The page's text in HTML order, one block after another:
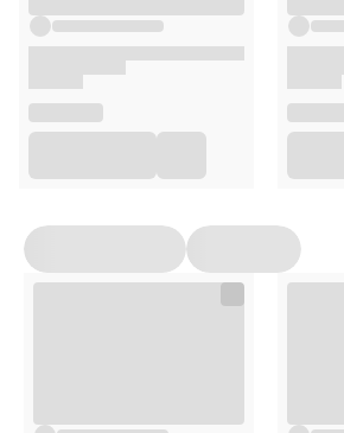
makijaż.
W przypadku demakijażu oczu,
momentu rozpuszczenia makijażu.
Opakowanie
400ml